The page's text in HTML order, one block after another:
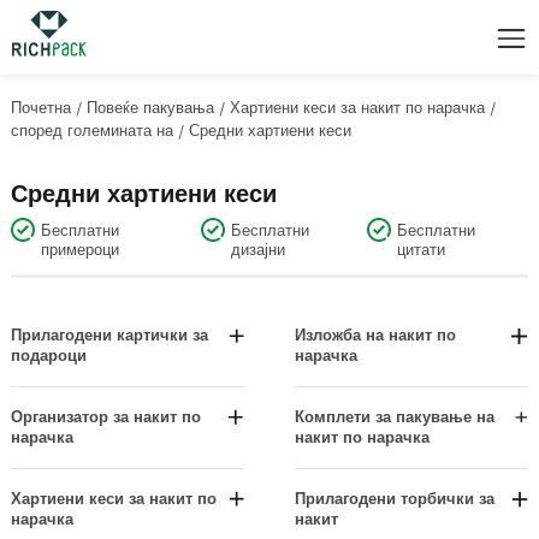
Почетна / Повеќе пакувања /Хартиени кеси за накит по нарачка /
според големината на /Средни хартиени кеси
Средни хартиени кеси
Бесплатни
примероци
Бесплатни
дизајни
Бесплатни
цитати
Прилагодени картички за
подароци
Ознаки за роденден и
Висечки картички за
Ознаки за одмор и свадба
Картички за приказ на накит
Изложба на накит по
нарачка
Екран на нараквица/ангина
Сетови за приказ
Прикази на обетки
Прикази на ѓердан
Организатор за накит по
нарачка
Изложби за накит на шалтер
Организатори на фиоки
Организатори за висечки накит
Комплети за пакување на
накит по нарачка
Хартиени кеси за накит по
нарачка
Прилагодени торбички за
накит